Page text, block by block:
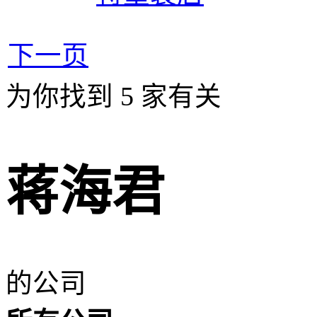
下一页
为你找到 5 家有关
蒋海君
的公司